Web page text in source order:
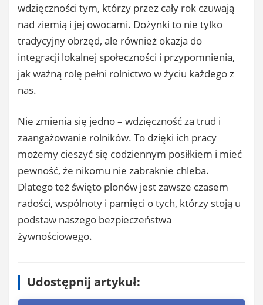
wdzięczności tym, którzy przez cały rok czuwają
nad ziemią i jej owocami. Dożynki to nie tylko
tradycyjny obrzęd, ale również okazja do
integracji lokalnej społeczności i przypomnienia,
jak ważną rolę pełni rolnictwo w życiu każdego z
nas.
Nie zmienia się jedno – wdzięczność za trud i
zaangażowanie rolników. To dzięki ich pracy
możemy cieszyć się codziennym posiłkiem i mieć
pewność, że nikomu nie zabraknie chleba.
Dlatego też święto plonów jest zawsze czasem
radości, wspólnoty i pamięci o tych, którzy stoją u
podstaw naszego bezpieczeństwa
żywnościowego.
Udostępnij artykuł: